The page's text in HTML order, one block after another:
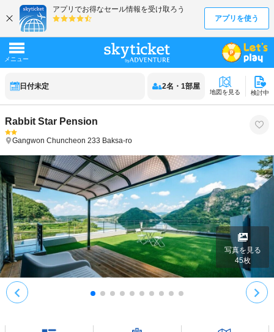
日付未定 2名 ・ 1部屋
地図を見る 検討中
Rabbit Star Pension
Gangwon Chuncheon 233 Baksa-ro
写真を見る
45枚